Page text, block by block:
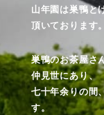
山年園は巣鴨と
頂いております。
巣鴨のお茶屋さ
仲見世にあり、
七十年余りの間
す。